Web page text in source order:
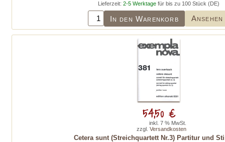
Lieferzeit: 2-5 Werktagefür bis zu 100 Stück (DE)
In den Warenkorb Ansehen
Cetera sunt (Streichquartett Nr.3) Partitur und
54,50 €
inkl. 7 % MwSt.
zzgl. Versandkosten